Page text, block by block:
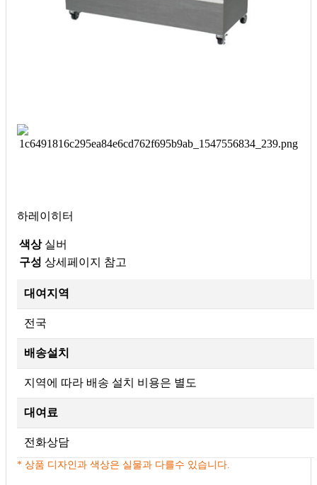
하레이히터
색상 실버
구성 상세페이지 참고
대여지역
전국
배송설치
지역에 따라 배송 설치 비용은 별도
대여료
전화상담
* 상품 디자인과 색상은 실물과 다를수 있습니다.